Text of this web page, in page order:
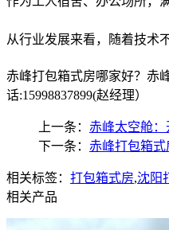
从行业发展来看，随着技术
赤峰打包箱式房哪家好？赤
话:15998837899(赵经理）
上一条： 赤峰太空舱
下一条： 赤峰打包箱
相关标签： 打包箱式房,沈阳
相关产品